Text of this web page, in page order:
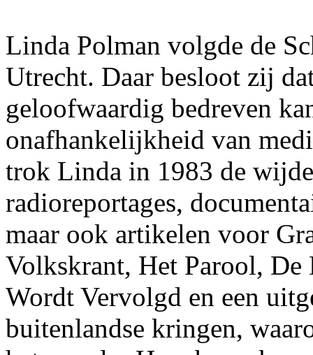
Linda Polman volgde de
Utrecht. Daar besloot zij
geloofwaardig bedreven
onafhankelijkheid van
trok Linda in 1983 de
radioreportages,
maar ook artikelen voor
Volkskrant, Het Parool,
Wordt Vervolgd en een
buitenlandse kringen,